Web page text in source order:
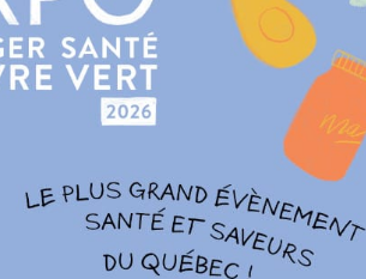
batteur sur socle muni de la palette,
de blé dur, la ricotta et l’œuf
minutes ou jusqu’à ce que la pâte
La pâte ne devrait pas être dure ni
avec la pâte, l’envelopper d’une